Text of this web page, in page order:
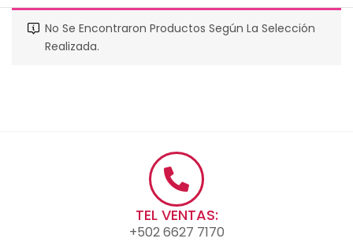
No Se Encontraron Productos Según La Selección
Realizada.
TEL VENTAS:
+502 6627 7170